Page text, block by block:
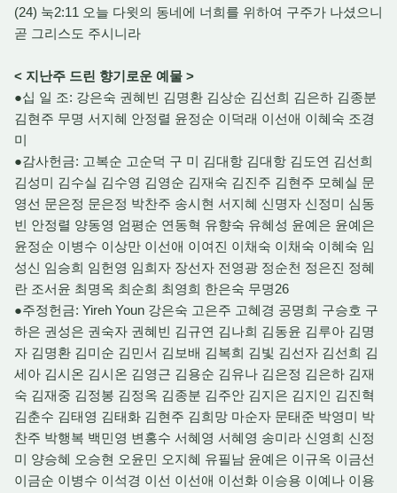
(24) 눅2:11 오늘 다윗의 동네에 너희를 위하여 구주가 나셨으니
곧 그리스도 주시니라
< 지난주 드린 향기로운 예물 >
●십 일 조: 강은숙 권혜빈 김명환 김상순 김선희 김은하 김종분
김현주 무명 서지혜 안정렬 윤정순 이덕래 이선애 이혜숙 조경
미
●감사헌금: 고복순 고순덕 구 미 김대항 김대항 김도연 김선희
김성미 김수실 김수영 김영순 김재숙 김진주 김현주 모혜실 문
영선 문은정 문은정 박찬주 송시현 서지혜 신명자 신정미 심동
빈 안정렬 양동영 엄평순 연동혁 유향숙 유혜성 윤예은 윤예은
윤정순 이병수 이상만 이선애 이여진 이채숙 이채숙 이혜숙 임
성신 임승희 임헌영 임희자 장선자 전영광 정순천 정은진 정혜
란 조서윤 최명옥 최순희 최영희 한은숙 무명26
●주정헌금: Yireh Youn 강은숙 고은주 고혜경 공명희 구승호 구
하은 권성은 권숙자 권혜빈 김규연 김나희 김동윤 김루아 김명
자 김명환 김미순 김민서 김보배 김복희 김빛 김선자 김선희 김
세아 김시온 김시온 김영근 김용순 김유나 김은정 김은하 김재
숙 김재중 김정봉 김정옥 김종분 김주안 김지은 김지인 김진혁
김춘수 김태영 김태화 김현주 김희망 마순자 문태준 박영미 박
찬주 박행복 백민영 변홍수 서혜영 서혜영 송미라 신영희 신정
미 양승혜 오승현 오윤민 오지혜 유필남 윤예은 이규옥 이금선
이금순 이병수 이석경 이선 이선애 이선화 이승용 이예나 이용